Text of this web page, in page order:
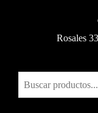
Rosales